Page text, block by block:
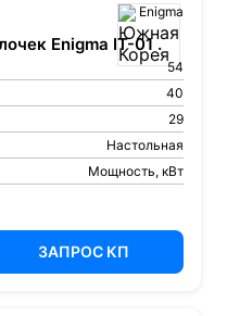
Enigma
Enigma IT-01 .
54
40
29
Настольная
Мощность, кВт
ЗАПРОС КП